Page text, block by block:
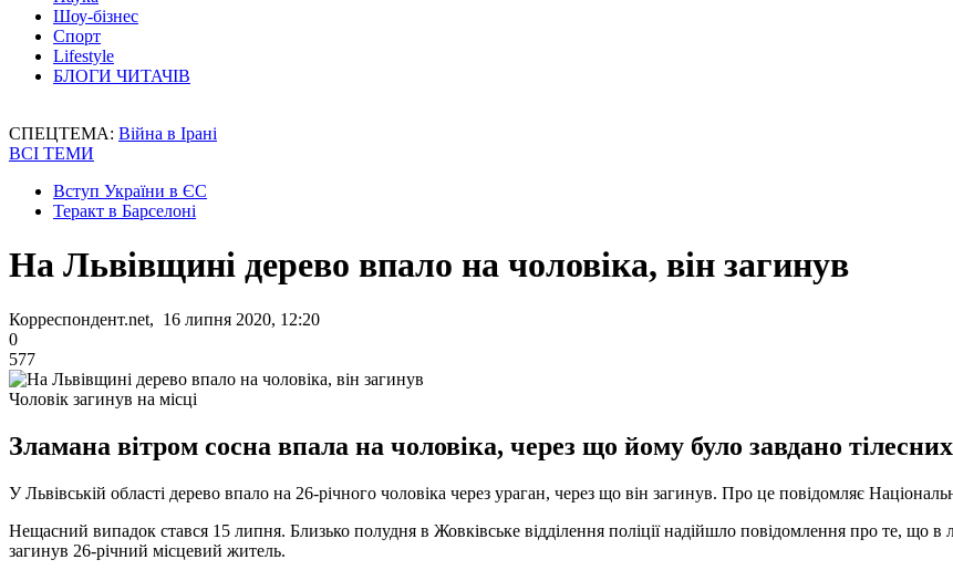
Шоу-бізнес
Спорт
Lifestyle
БЛОГИ ЧИТАЧІВ
СПЕЦТЕМА: Війна в Ірані
ВСІ ТЕМИ
Вступ України в ЄС
Теракт в Барселоні
На Львівщині дерево впало на чоловіка, він загинув
Корреспондент.net, 16 липня 2020, 12:20
0
577
Чоловік загинув на місці
Зламана вітром сосна впала на чоловіка, через що йому було завдано
У Львівській області дерево впало на 26-річного чоловіка через ураган, через що він загинув. Про це повідомляє
Нещасний випадок стався 15 липня. Близько полудня в Жовківське відділення поліції надійшло повідомлення про те, що в
загинув 26-річний місцевий житель.